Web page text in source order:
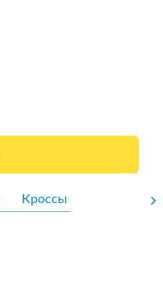
Кроссы